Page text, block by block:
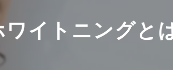
イトニングと